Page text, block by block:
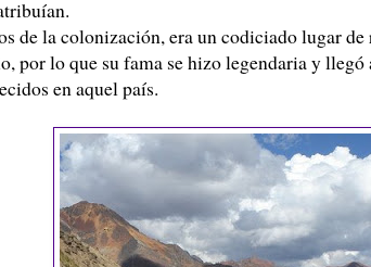
de la colonización, era un codiciado lugar
por lo que su fama se hizo legendaria y llegó
en aquel país.